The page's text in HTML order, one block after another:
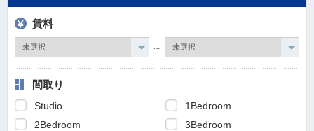
賃料
～
間取り
Studio
1Bedroom
2Bedroom
3Bedroom